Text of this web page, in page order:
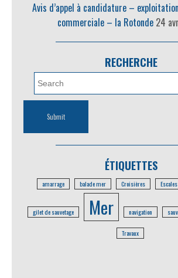
Avis d’appel à candidature –
commerciale – la Rotonde 24
RECHERCHE
ÉTIQUETTES
amarrage balade mer Croisières
gilet de sauvetage Mer navigation
Travaux